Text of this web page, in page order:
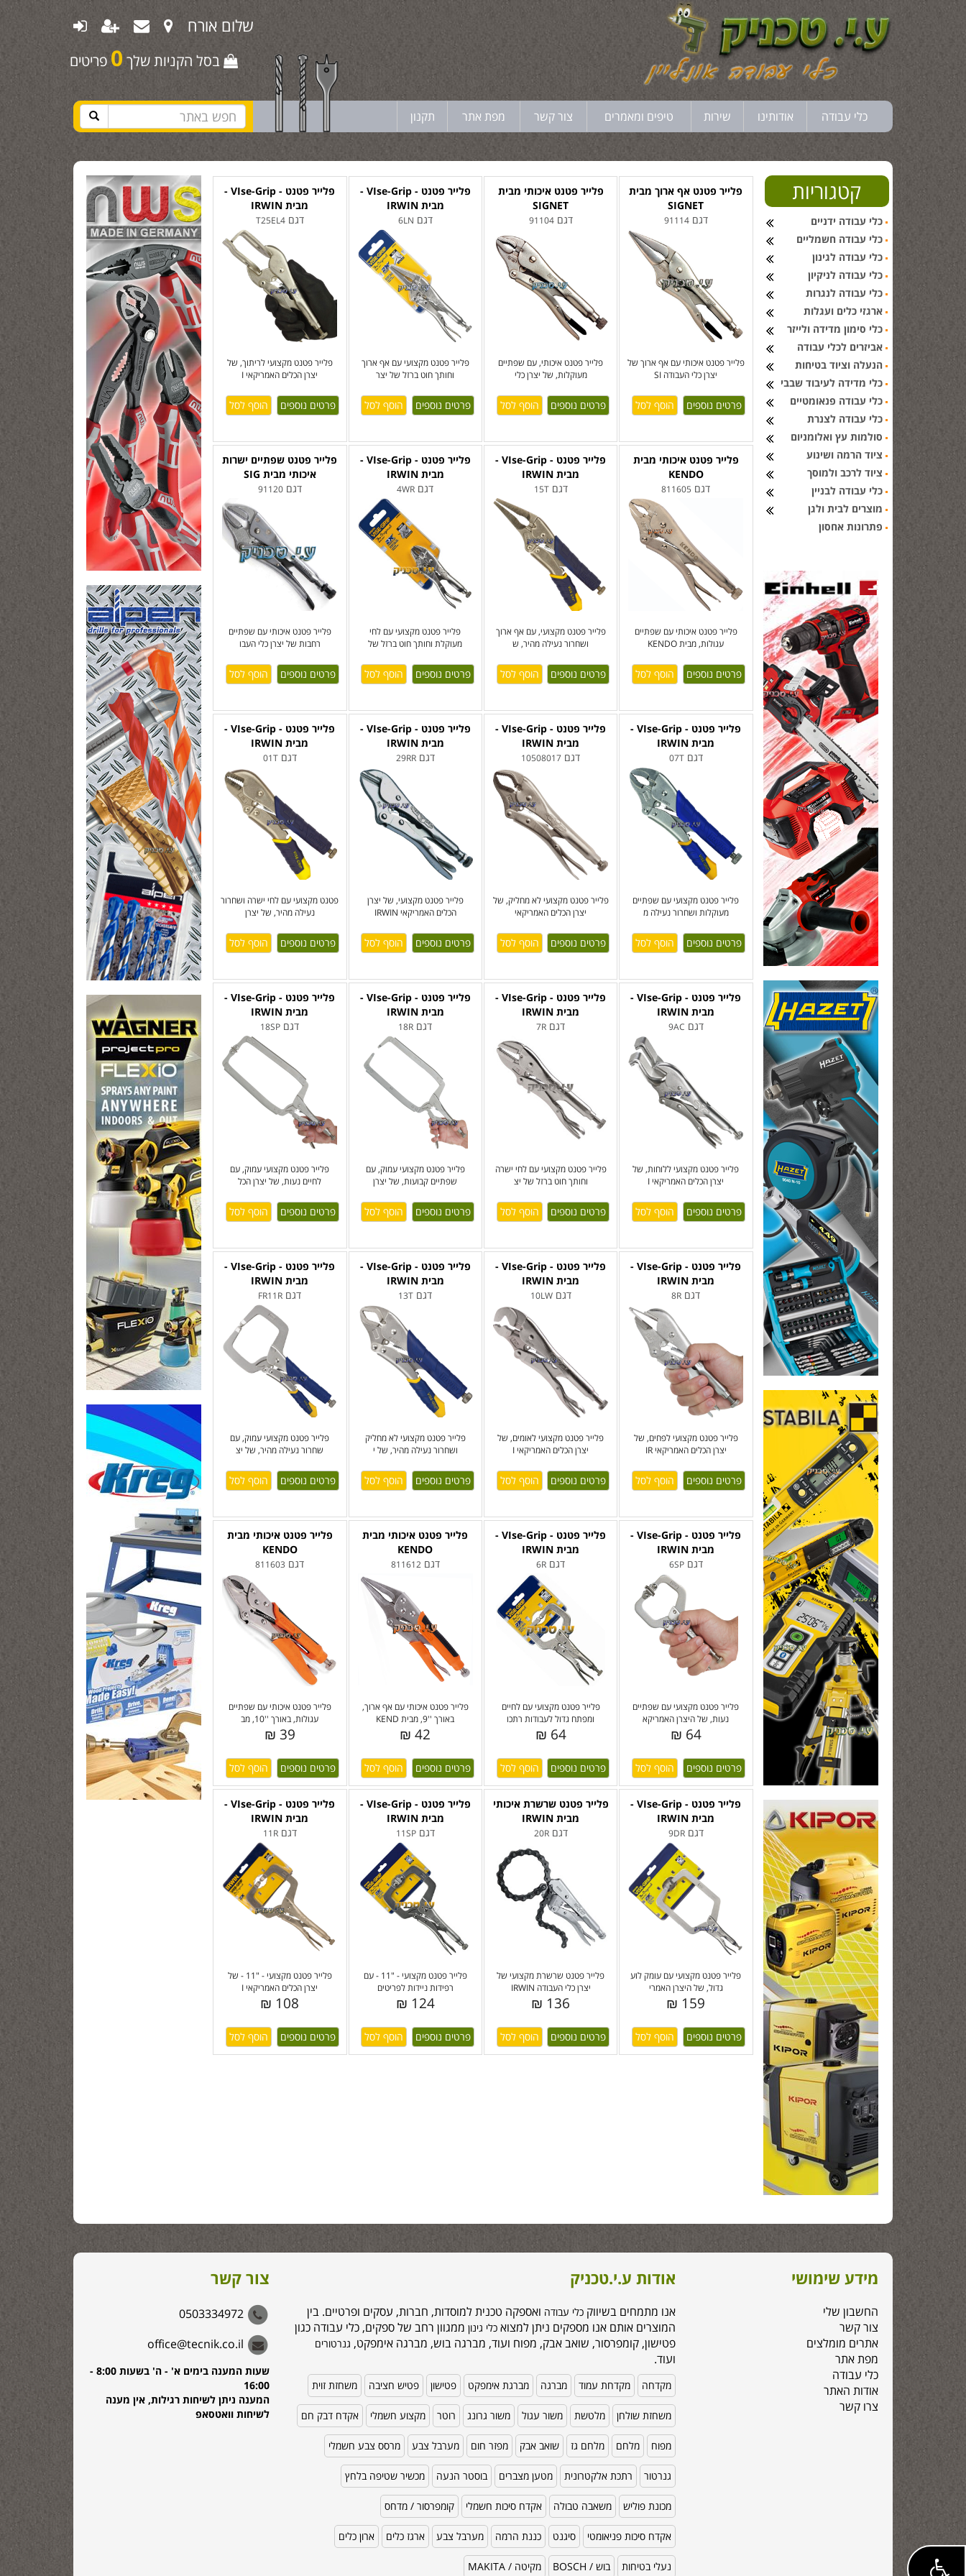
שלום אורח
בסל הקניות שלך 0 פריטים
כלי עבודה אודותינו שירות טיפים ומאמרים צור קשר מפת אתר תקנון
פלייר פטנט - VIse-Grip -
מבית IRWIN
דגםT25EL4
פלייר פטנט מקצועי לריתוך, של
יצרן הכלים האמריקאי I
פרטים נוספים
פלייר פטנט - VIse-Grip -
מבית IRWIN
דגם 6LN
פלייר פטנט מקצועי עם אף ארוך
וחותך חוט ברזל של יצר
פרטים נוספים
פלייר פטנט איכותי מבית
SIGNET
דגם91104
פלייר פטנט איכותי, עם שפתיים
מעוקלות, של יצרן כלי
פרטים נוספים
פלייר פטנט אף ארוך מבית
SIGNET
דגם91114
פלייר פטנט איכותי עם אף ארוך של
יצרן כלי העבודה SI
פרטים נוספים
פלייר פטנט שפתיים ישרות
איכותי מבית SIG
דגם91120
פלייר פטנט איכותי עם שפתיים
רחבות של יצרן כלי העבו
פרטים נוספים
פלייר פטנט - VIse-Grip -
מבית IRWIN
דגם 4WR
פלייר פטנט מקצועי עם לחי
מעוקלת וחותך חוט ברזל של
פרטים נוספים
פלייר פטנט - VIse-Grip -
מבית IRWIN
דגם15T
פלייר פטנט מקצועי, עם אף ארוך
ושחרור נעילה מהיר, ש
פרטים נוספים
פלייר פטנט איכותי מבית
KENDO
דגם 811605
פלייר פטנט איכותי עם שפתיים
עגולות, מבית KENDO
פרטים נוספים
פלייר פטנט - VIse-Grip -
מבית IRWIN
דגם01T
פטנט מקצועי עם לחי ישרה ושחרור
נעילה מהיר, של יצרן
פרטים נוספים
פלייר פטנט - VIse-Grip -
מבית IRWIN
דגם29RR
פלייר פטנט מקצועי, של יצרן
הכלים האמריקאי IRWIN
פרטים נוספים
פלייר פטנט - VIse-Grip -
מבית IRWIN
דגם 10508017
פלייר פטנט מקצועי לא מחליק, של
יצרן הכלים האמריקאי
פרטים נוספים
פלייר פטנט - VIse-Grip -
מבית IRWIN
דגם07T
פלייר פטנט מקצועי עם שפתיים
מעוקלות ושחרור נעילה מ
פרטים נוספים
פלייר פטנט - VIse-Grip -
מבית IRWIN
דגם 18SP
פלייר פטנט מקצועי עמוק, עם
לחיים נעות, של יצרן הכל
פרטים נוספים
פלייר פטנט - VIse-Grip -
מבית IRWIN
דגם 18R
פלייר פטנט מקצועי עמוק, עם
שפתיים קבועות, של יצרן
פרטים נוספים
פלייר פטנט - VIse-Grip -
מבית IRWIN
דגם 7R
פלייר פטנט מקצועי עם לחי ישרה
וחותך חוט ברזל של יצ
פרטים נוספים
פלייר פטנט - VIse-Grip -
מבית IRWIN
דגם 9AC
פלייר פטנט מקצועי ללוחות, של
יצרן הכלים האמריקאי I
פרטים נוספים
פלייר פטנט - VIse-Grip -
מבית IRWIN
דגם FR11R
פלייר פטנט מקצועי עמוק, עם
שחרור נעילה מהיר, של יצ
פרטים נוספים
פלייר פטנט - VIse-Grip -
מבית IRWIN
דגם 13T
פלייר פטנט מקצועי לא מחליק
ושחרור נעילה מהיר, של י
פרטים נוספים
פלייר פטנט - VIse-Grip -
מבית IRWIN
דגם10LW
פלייר פטנט מקצועי לאומים, של
יצרן הכלים האמריקאי I
פרטים נוספים
פלייר פטנט - VIse-Grip -
מבית IRWIN
דגם 8R
פלייר פטנט מקצועי לפחים, של
יצרן הכלים האמריקאי IR
פרטים נוספים
פלייר פטנט איכותי מבית
KENDO
דגם 811603
פלייר פטנט איכותי עם שפתיים
עגולות, באורך ''10, מב
39 ₪
פרטים נוספים
פלייר פטנט איכותי מבית
KENDO
דגם811612
פלייר פטנט איכותי עם אף ארוך,
באורך ''9, מבית KEND
42 ₪
פרטים נוספים
פלייר פטנט - VIse-Grip -
מבית IRWIN
דגם 6R
פלייר פטנט מקצועי עם לחיים
ומפתח גדול לעבודות רתכו
64 ₪
פרטים נוספים
פלייר פטנט - VIse-Grip -
מבית IRWIN
דגם6SP
פלייר פטנט מקצועי עם שפתיים
נעות, של היצרן האמריקא
64 ₪
פרטים נוספים
פלייר פטנט - VIse-Grip -
מבית IRWIN
דגם11R
פלייר פטנט מקצועי - "11 - של
יצרן הכלים האמריקאי I
108 ₪
פרטים נוספים
פלייר פטנט - VIse-Grip -
מבית IRWIN
דגם11SP
פלייר פטנט מקצועי - "11 - עם
רפידות ניידות לפריטים
124 ₪
פרטים נוספים
פלייר פטנט שרשרת איכותי
מבית IRWIN
דגם20R
פלייר פטנט שרשרת מקצועי של
יצרן כלי העבודה IRWIN
136 ₪
פרטים נוספים
פלייר פטנט - VIse-Grip -
מבית IRWIN
דגם9DR
פלייר פטנט מקצועי עם עומק לוע
גדול, של היצרן האמרי
159 ₪
פרטים נוספים
קטגוריות
צור קשר
0503334972
office@tecnik.co.il
שעות המענה בימים א' - ה' בשעות 8:00 -
16:00
המענה ניתן לשיחות רגילות, אין מענה
לשיחות וואטסאפ
אודות ע.י.טכניק
אנו מתמחים בשיווקכלי עבודה ואספקה טכנית למוסדות, חברות, עסקים ופרטיים. בין
המוצרים אותם אנו מספקים ניתן למצואכלי גינון ממגוון רחב של ספקים, כלי עבודה כגון
פטישון, קומפרסור, שואב אבק, מפוח ועוד, מברגה בוש, מברגה אימפקט, גנרטורים
ועוד.
מקדחה מקדחת עמוד מברגה מברגת אימפקט פטישון פטיש חציבה משחזת זוית
משחזת שולחן מלטשת משור עגול משור גרונג רוטר מקצוע חשמלי אקדח דבק חם
מפוח מלחם מלחם גז שואב אבק מפזר חום מערבל צבע מרסס צבע חשמלי
גנרטור רתכת אלקטרונית מטען מצברים בוסטר הנעה מכשיר שטיפה בלחץ
מכונת פוליש משאבה טבולה אקדח סיכות חשמלי קומפרסור / מדחס
אקדח סיכות פניאומטי סיגנט כננת הרמה מערבל צבע ארגז כלים ארון כלים
נעלי בטיחות בוש / BOSCH מקיטה / MAKITA
מידע שימושי
החשבון שלי
צור קשר
אתרים מומלצים
מפת אתר
כלי עבודה
אודות האתר
צרו קשר
כלי עבודה ידניים
כלי עבודה חשמליים
כלי עבודה לגינון
כלי עבודה לניקיון
כלי עבודה לנגרות
ארגזי כלים ועגלות
כלי סימון מדידה ולייזר
אביזרים לכלי עבודה
הנעלה וציוד בטיחות
כלי מדידה לעיבוד שבבי
כלי עבודה פנאומטיים
כלי עבודה לצנרת
סולמות עץ ואלומניום
ציוד הרמה ושינוע
ציוד לרכב ולמוסך
כלי עבודה לבניין
מוצרים לבית ולגן
פתרונות אחסון